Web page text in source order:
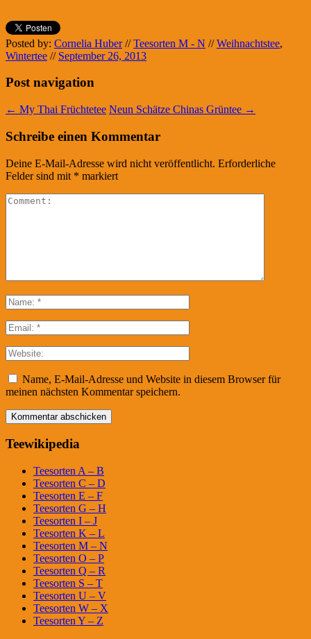
Posted by: Cornelia Huber // Teesorten M - N // Weihnachtstee,
Wintertee // September 26, 2013
Post navigation
← My Thai Früchtetee Neun Schätze Chinas Grüntee →
Schreibe einen Kommentar
Deine E-Mail-Adresse wird nicht veröffentlicht. Erforderliche
Felder sind mit * markiert
Name, E-Mail-Adresse und Website in diesem Browser für
meinen nächsten Kommentar speichern.
Teewikipedia
Teesorten A – B
Teesorten C – D
Teesorten E – F
Teesorten G – H
Teesorten I – J
Teesorten K – L
Teesorten M – N
Teesorten O – P
Teesorten Q – R
Teesorten S – T
Teesorten U – V
Teesorten W – X
Teesorten Y – Z